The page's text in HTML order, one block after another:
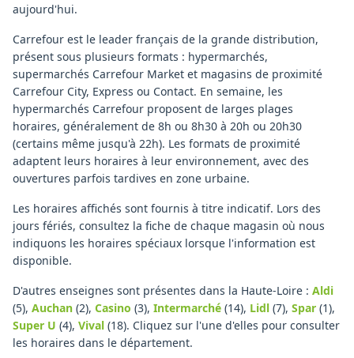
aujourd'hui.
Carrefour est le leader français de la grande distribution,
présent sous plusieurs formats : hypermarchés,
supermarchés Carrefour Market et magasins de proximité
Carrefour City, Express ou Contact. En semaine, les
hypermarchés Carrefour proposent de larges plages
horaires, généralement de 8h ou 8h30 à 20h ou 20h30
(certains même jusqu'à 22h). Les formats de proximité
adaptent leurs horaires à leur environnement, avec des
ouvertures parfois tardives en zone urbaine.
Les horaires affichés sont fournis à titre indicatif. Lors des
jours fériés, consultez la fiche de chaque magasin où nous
indiquons les horaires spéciaux lorsque l'information est
disponible.
D'autres enseignes sont présentes dans la Haute-Loire : Aldi
(5), Auchan (2), Casino (3), Intermarché (14), Lidl (7), Spar (1),
Super U (4), Vival (18). Cliquez sur l'une d'elles pour consulter
les horaires dans le département.